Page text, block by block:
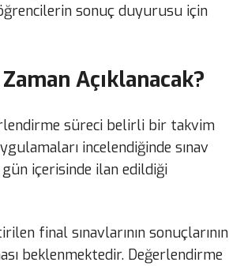
sonuç duyurusu için
Açıklanacak?
süreci belirli bir takvim
incelendiğinde sınav
içerisinde ilan edildiği
final sınavlarının sonuçlarının
beklenmektedir. Değerlendirme